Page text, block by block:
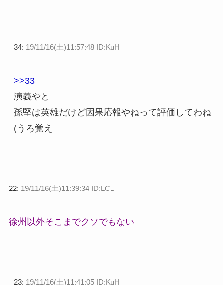
34: 19/11/16(土)11:57:48 ID:KuH
>>33
演義やと
孫堅は英雄だけど因果応報やねって評価してわね
(うろ覚え
22: 19/11/16(土)11:39:34 ID:LCL
徐州以外そこまでクソでもない
23: 19/11/16(土)11:41:05 ID:KuH